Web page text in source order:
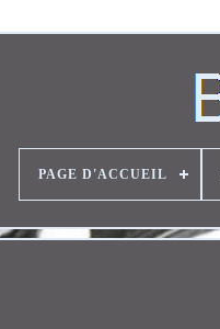
PAGE D'ACCUEIL